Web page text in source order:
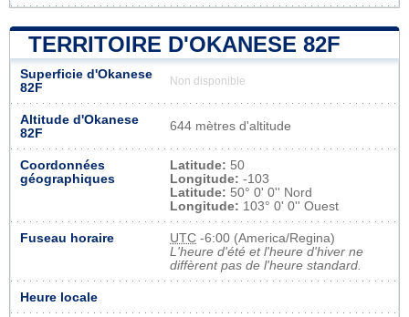
TERRITOIRE D'OKANESE 82F
Superficie d'Okanese
82F
Non disponible
Altitude d'Okanese
82F
644 mètres d'altitude
Coordonnées
géographiques
Latitude: 50
Longitude: -103
Latitude: 50° 0' 0'' Nord
Longitude: 103° 0' 0'' Ouest
Fuseau horaire UTC -6:00 (America/Regina)
L'heure d'été et l'heure d'hiver ne
diffèrent pas de l'heure standard.
Heure locale